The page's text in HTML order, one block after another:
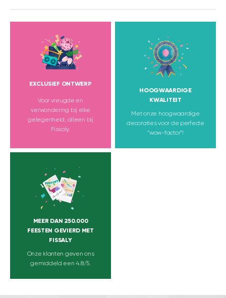
EXCLUSIEF ONTWERP
Voor vreugde en
verwondering bij elke
gelegenheid, alleen bij
Fissaly.
HOOGWAARDIGE
KWALITEIT
Met onze hoogwaardige
decoraties voor de perfecte
“wow-factor”!
MEER DAN 250.000
FEESTEN GEVIERD MET
FISSALY
Onze klanten geven ons
gemiddeld een 4.8/5.